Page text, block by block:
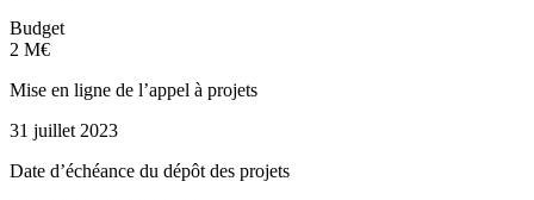
Budget
2 M€
Mise en ligne de l’appel à projets
31 juillet 2023
Date d’échéance du dépôt des projets